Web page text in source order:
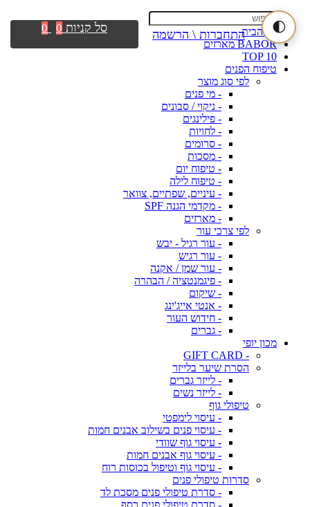
🌓דף הבית
BABOR מארזים
TOP 10
טיפוח הפנים
לפי סוג מוצר
- מי פנים
- ניקוי / סבונים
- פילינגים
- לחויות
- סרומים
- מסכות
- טיפוח יום
- טיפוח לילה
- עיניים, שפתיים, צוואר
- מקדמי הגנה SPF
- מארזים
לפי צרכי עור
- עור רגיל - יבש
- עור רגיש
- עור שמן / אקנה
- פיגמנטציה / הבהרה
- שיקום
- אנטי אייג'ינג
- חידוש העור
- גברים
מכון יופי
- GIFT CARD
הסרת שיער בלייזר
- לייזר גברים
- לייזר נשים
טיפולי גוף
- עיסוי לימפטי
- עיסוי פנים בשילוב אבנים חמות
- עיסוי גוף שוודי
- עיסוי גוף אבנים חמות
- עיסוי גוף וטיפול בכוסות רוח
סדרות טיפולי פנים
- סדרת טיפולי פנים מסכת לד
- סדרת טיפולי פנים כסף
התחברות \ הרשמה סל קניות 0
0